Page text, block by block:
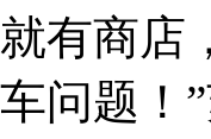
就有商店
车问题！